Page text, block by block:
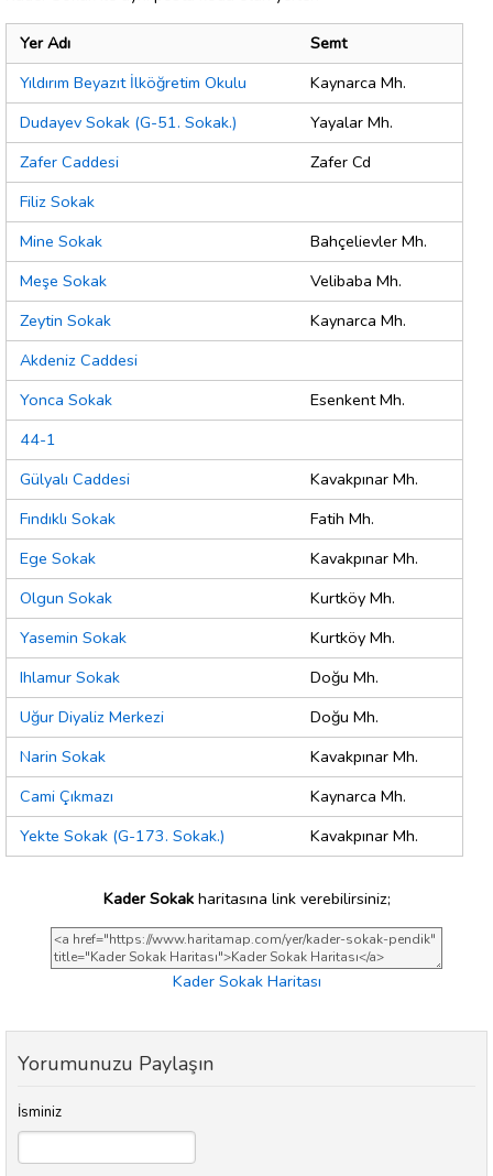
Yer Adı
Semt
Yıldırım Beyazıt İlköğretim Okulu
Kaynarca Mh.
Dudayev Sokak (G-51. Sokak.)
Yayalar Mh.
Zafer Caddesi
Zafer Cd
Filiz Sokak
Mine Sokak
Bahçelievler Mh.
Meşe Sokak
Velibaba Mh.
Zeytin Sokak
Kaynarca Mh.
Akdeniz Caddesi
Yonca Sokak
Esenkent Mh.
44-1
Gülyalı Caddesi
Kavakpınar Mh.
Fındıklı Sokak
Fatih Mh.
Ege Sokak
Kavakpınar Mh.
Olgun Sokak
Kurtköy Mh.
Yasemin Sokak
Kurtköy Mh.
Ihlamur Sokak
Doğu Mh.
Uğur Diyaliz Merkezi
Doğu Mh.
Narin Sokak
Kavakpınar Mh.
Cami Çıkmazı
Kaynarca Mh.
Yekte Sokak (G-173. Sokak.)
Kavakpınar Mh.
Kader Sokakharitasına link verebilirsiniz;
Kader Sokak Haritası
Yorumunuzu Paylaşın
İsminiz